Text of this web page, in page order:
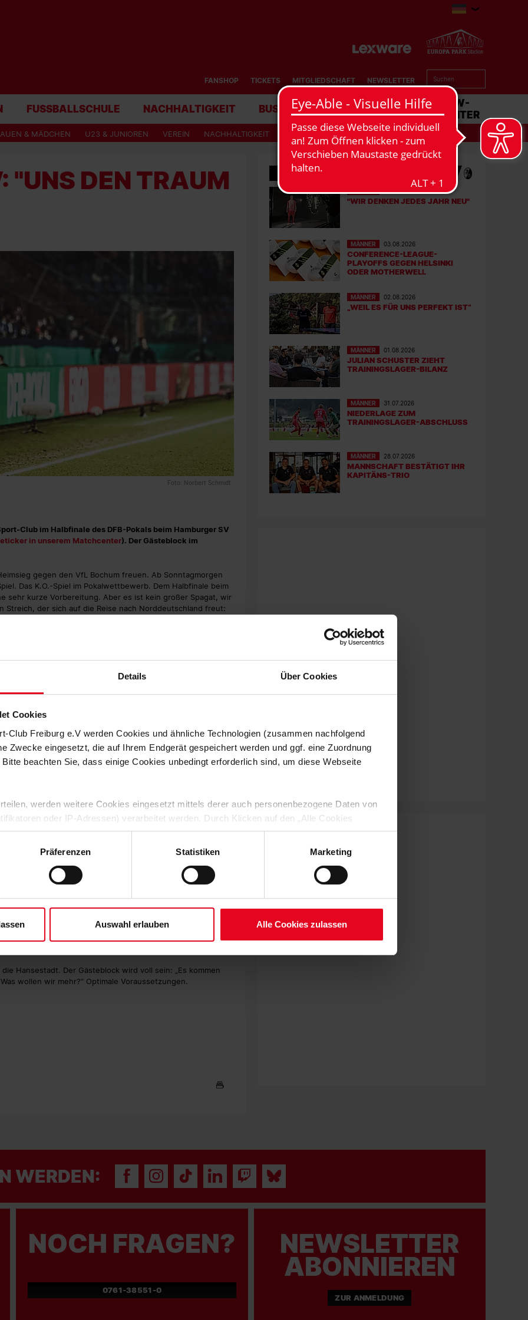
Details Über Cookies
Cookies
Club Freiburg e.V werden Cookies und ähnliche Technologien (zusammen nachfolgend
Zwecke eingesetzt, die auf Ihrem Endgerät gespeichert werden und ggf. eine Zuordnung
beachten Sie, dass einige Cookies unbedingt erforderlich sind, um diese Webseite
werden weitere Cookies eingesetzt mittels derer auch personenbezogene Daten von
oder IP-Adressen) verarbeitet werden. Durch Klicken auf den „Alle Cookies
der Speicherung aller aufgeführten Cookies und der entsprechenden Verarbeitung Ihrer
die unten jeweils angegebene Zwecke gem. § 25 Abs. 1 TDDDG, Art. 6 Abs. 1 lit. a DSGVO
auswählen, werden nur unbedingt erforderliche Cookies eingesetzt. Ihre etwaig erteilten
Präferenzen Statistiken Marketing
Auswahl erlauben Alle Cookies zulassen
FANSHOP TICKETS MITGLIEDSCHAFT NEWSLETTER
FUSSBALLSCHULE NACHHALTIGKEIT BUSINESS STADION MATCHCENTER
& MÄDCHEN U23 & JUNIOREN VEREIN NACHHALTIGKEIT
"UNS DEN TRAUM
Foto: Norbert Schmidt
Club im Halbfinale des DFB-Pokals beim Hamburger SV
in unserem Matchcenter). Der Gästeblock im
gegen den VfL Bochum freuen. Ab Sonntagmorgen
Das K.O.-Spiel im Pokalwettbewerb. Dem Halbfinale beim
sehr kurze Vorbereitung. Aber es ist kein großer Spagat, wir
Streich, der sich auf die Reise nach Norddeutschland freut:
gerne gegen den HSV gespielt, weil es ein großer Verein
bin gerne dort, weil es so anders ist als bei uns und ich
und St. Pauli. Es ist immer etwas Besonderes, dort zu
der Sport-Club unter den letzten und damit besten vier
auch das Erreichen des Endspiels in Berlin ist. Wie das
Keinesfalls mit Träumerei, erklärt Streich: "Ich lasse mich
nicht fürs Träumen da, ich habe mit meinen Kollegen etwas
ein weiteres Mal entscheiden. Yannik Keitel und
gegen Bochum fehlte, ist keine Option. Die Mannschaft
aufbauen". Auch damit, mal den einen oder anderen
Halbfinale zu trainieren: "Die Jungs sind sehr
gut aus. In der zweiten Runde, dem Achtel- und
durch - in Nürnberg, Köln und gegen Karlsruhe. In der 2.
Selbstvertrauen für das Pokalduell. Nach drei Spielen ohne
ist auch das Stichwort für Streich: "Das Stadion wird
Ich hoffe sehr, dass wir mental stark sind und unser
der Trainer warnt davor, den Sieg vom vergangenen
- nur, weil wir mal ein Spiel mit 3:0 gewonnen haben, dass
Spiel. Wir fahren mit Demut nach Hamburg." Denn das
uns bis jetzt hart erkämpft haben, ermöglichen."
Hansestadt. Der Gästeblock wird voll sein: „Es kommen
wollen wir mehr?“ Optimale Voraussetzungen.
MÄNNER 06.08.2026
"WIR DENKEN JEDES JAHR NEU"
MÄNNER 03.08.2026
CONFERENCE-LEAGUE-
PLAYOFFS GEGEN HELSINKI
ODER MOTHERWELL
MÄNNER 02.08.2026
„WEIL ES FÜR UNS PERFEKT IST“
MÄNNER 01.08.2026
JULIAN SCHUSTER ZIEHT
TRAININGSLAGER-BILANZ
MÄNNER 31.07.2026
NIEDERLAGE ZUM
TRAININGSLAGER-ABSCHLUSS
MÄNNER 28.07.2026
MANNSCHAFT BESTÄTIGT IHR
KAPITÄNS-TRIO
WERDEN:
NOCH FRAGEN?
0761-38551-0
NEWSLETTER
ABONNIEREN
ZUR ANMELDUNG